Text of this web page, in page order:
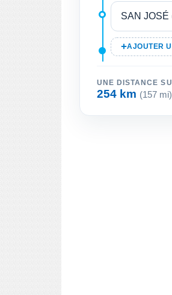
AJOUTER
UNE DISTANCE
254 km (157 mi)